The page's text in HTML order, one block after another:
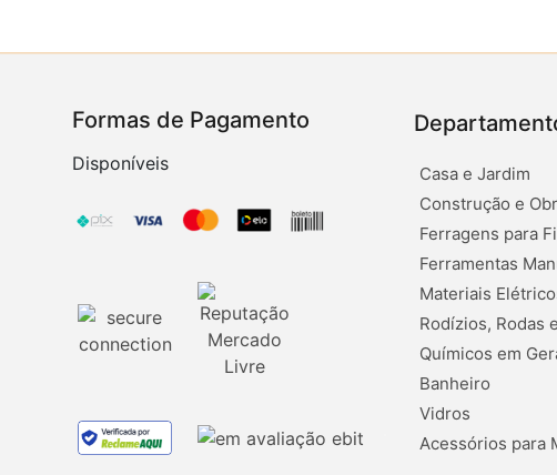
Casa e Jardim
Construção e
Ferragens para
Ferramentas
Materiais
Rodízios, Rodas
Químicos em
Banheiro
Vidros
Acessórios para
Formas de Pagamento
Disponíveis